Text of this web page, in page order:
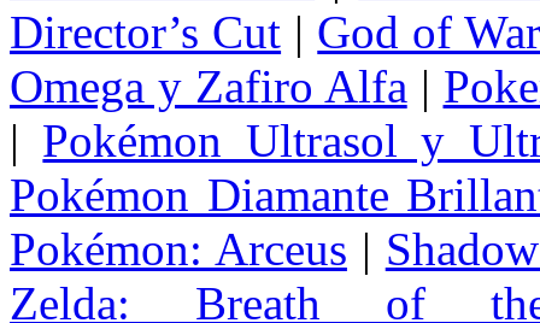
Director’s Cut | God of
Omega y Zafiro Alfa |
| Pokémon Ultrasol y
Pokémon Diamante
Pokémon: Arceus |
Zelda: Breath of